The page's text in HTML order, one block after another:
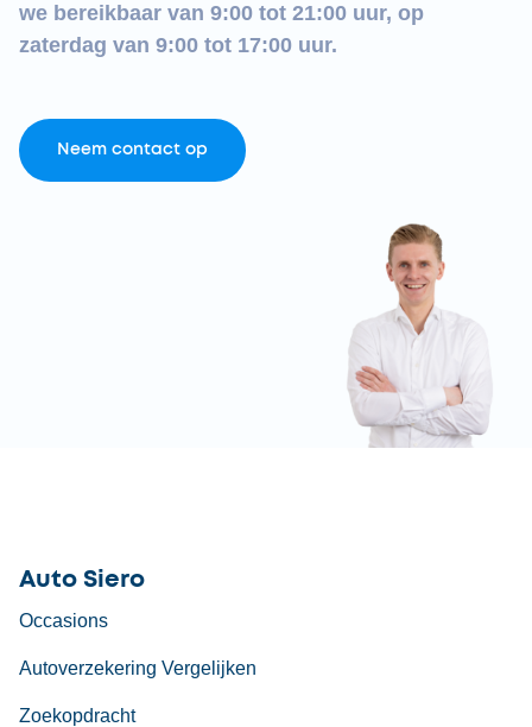
we bereikbaar van 9:00 tot 21:00 uur, op
zaterdag van 9:00 tot 17:00 uur.
Neem contact op
Auto Siero
Occasions
Autoverzekering Vergelijken
Zoekopdracht